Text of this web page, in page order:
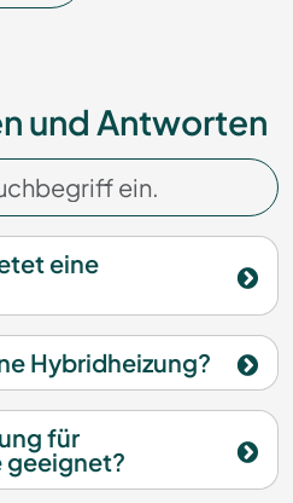
und Antworten
eine
Hybridheizung?
für
geeignet?